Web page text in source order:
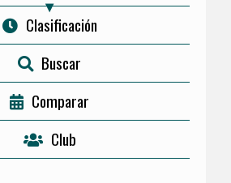
Clasificación
Buscar
Comparar
Club